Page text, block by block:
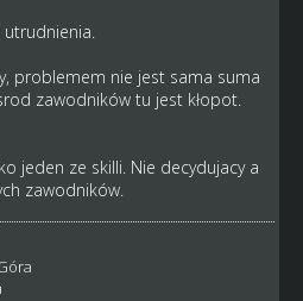
problemem nie jest sama suma
zawodników tu jest kłopot.
jeden ze skilli. Nie decydujacy a
zawodników.